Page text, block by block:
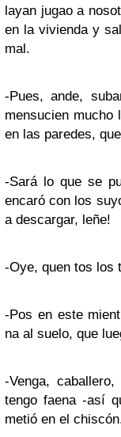
layan jugao a
en la vivienda y
mal.
-Pues, ande,
mensucien mucho
en las paredes,
-Sará lo que se
encaró con los
a descargar, leñe!
-Oye, quen tos los
-Pos en este
na al suelo, que
-Venga,
tengo faena -así
metió en el